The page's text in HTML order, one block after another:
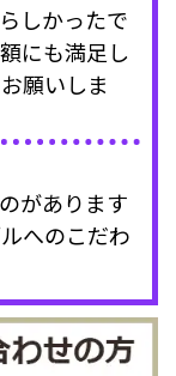
しかったで
にも満足し
願いしま
があります
へのこだわ